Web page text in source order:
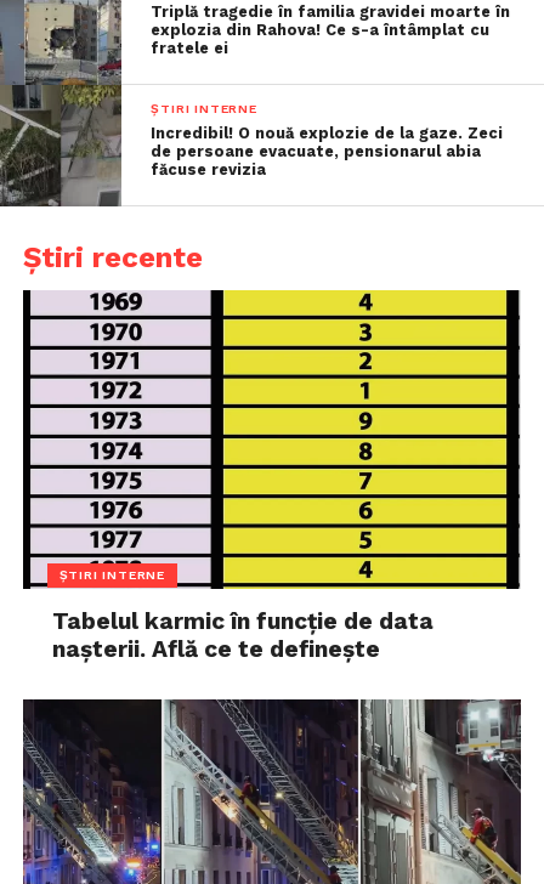
Triplă tragedie în familia gravidei moarte în
explozia din Rahova! Ce s-a întâmplat cu
fratele ei
ȘTIRI INTERNE
Incredibil! O nouă explozie de la gaze. Zeci
de persoane evacuate, pensionarul abia
făcuse revizia
Știri recente
ȘTIRI INTERNE
Tabelul karmic în funcție de data
nașterii. Află ce te definește